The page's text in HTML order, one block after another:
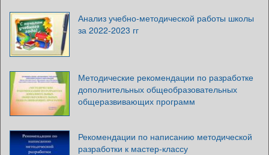
Анализ учебно-методической работы школы
за 2022-2023 гг
Методические рекомендации по разработке
дополнительных общеобразовательных
общеразвивающих программ
Рекомендации по написанию методической
разработки к мастер-классу